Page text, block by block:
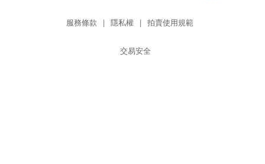
服務條款 | 隱私權 | 拍賣使用規範
交易安全